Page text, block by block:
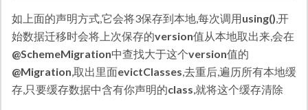
如上面的声明方式,它会将3保存到本地,每次调用using(),开
始数据迁移时会将上次保存的version值从本地取出来,会在
@SchemeMigration中查找大于这个version值的
@Migration,取出里面evictClasses,去重后,遍历所有本地缓
存,只要缓存数据中含有你声明的class,就将这个缓存清除